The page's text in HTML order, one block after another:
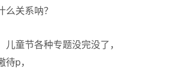
关系呐？
童节各种专题没完没了，
p，